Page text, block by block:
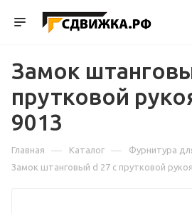
Замок
прутковой
9013
Главная — Каталог — Фурнитура
Замок штанговый d 27 с прутковой